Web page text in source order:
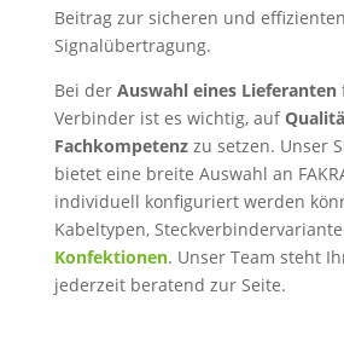
Beitrag zur sicheren und effizienten
Signalübertragung.
Bei der Auswahl eines Lieferanten
Verbinder ist es wichtig, auf
Fachkompetenzzu setzen. Unser
bietet eine breite Auswahl an
individuell konfiguriert werden
Kabeltypen,
Konfektionen. Unser Team steht
jederzeit beratend zur Seite.